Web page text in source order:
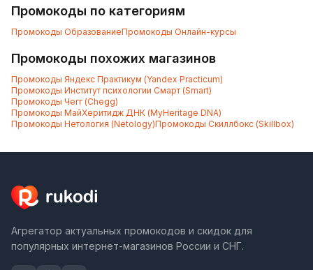
Промокоды по категориям
Промокоды ОбразованиеПромокоды Онлайн-курсы
Промокоды похожих магазинов
Промокоды Яндекс Практикум (Yandex Practicum)
Промокоды Институт психологии Смарт (Smart)
Промокоды Чегг (Chegg)
Промокоды МайХеритидж ДНК (MyHeritage DNA)
Промокоды Нетология (Netology)Промокоды Скиллбокс (Skillbox)
Агрегатор актуальных промокодов и скидок для
популярных интернет-магазинов России и СНГ.